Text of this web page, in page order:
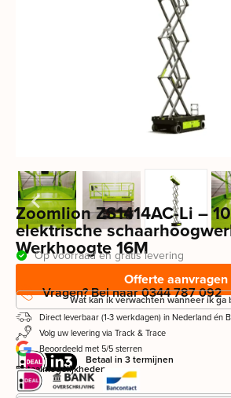
Zoomlion ZS1414AC-Li –
elektrische
Werkhoogte 16M
Op voorraad en gratis levering
Offerte aanvragen
Vragen? Bel naar 0344 787 092
Wat kan ik verwachten wanneer ik ga
Direct leverbaar (1-3 werkdagen) in Nederland én
Volg uw levering via Track & Trace
Beoordeeld met 5/5 sterren
Betaal in 3 termijnen
Betaalmogelijkheden